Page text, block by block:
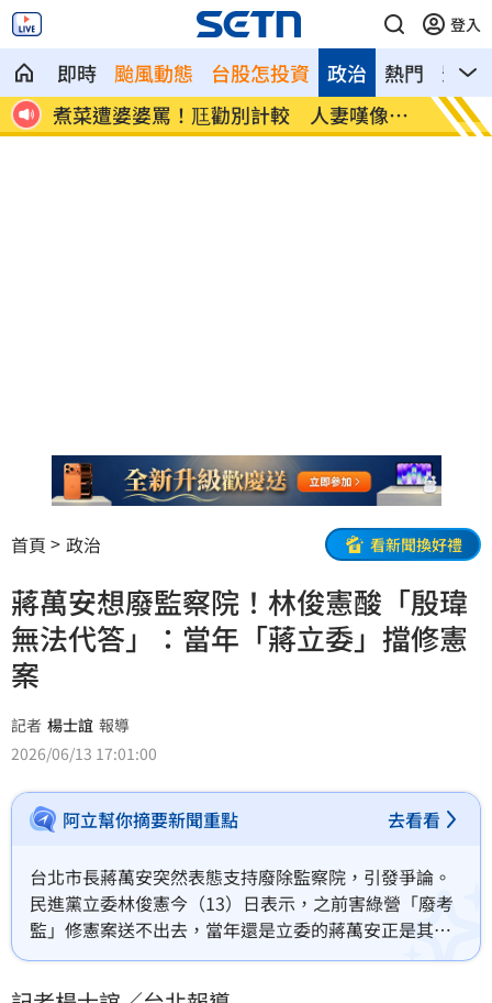
登入
即時 颱風動態 台股怎投資 熱門 影音
政治
台
新／白海豚近北部海面！氣象署發豪雨特
報
南電
首頁 政治 看新聞換好禮
蔣萬安想廢監察院！林俊憲酸「殷瑋
無法代答」：當年「蔣立委」擋修憲
案
記者 楊士誼 報導
2026/06/13 17:01:00
阿立幫你摘要新聞重點 去看看
台北市長蔣萬安突然表態支持廢除監察院，引發爭論。
民進黨立委林俊憲今（13）日表示，之前害綠營「廢考
監」修憲案送不出去，當年還是立委的蔣萬安正是其中
之一，跟著國民黨團一起阻擋。林俊憲也諷刺「這個問